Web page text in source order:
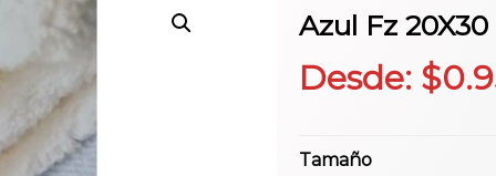
Azul Fz
Desde: $
Tamaño